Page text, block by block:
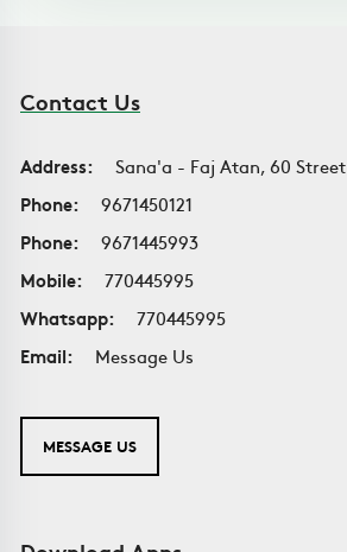
Contact Us
Address:
Sana'a - Faj Atan, 60 Street
Phone:
9671450121
Phone:
9671445993
Mobile:
770445995
Whatsapp:
770445995
Email:
Message Us
MESSAGE US